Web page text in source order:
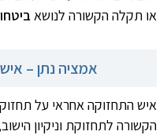
או תקלה הקשורה לנושא
אמציה נתן –
איש התחזוקה אחראי על
הקשורה לתחזוקת וניקיון